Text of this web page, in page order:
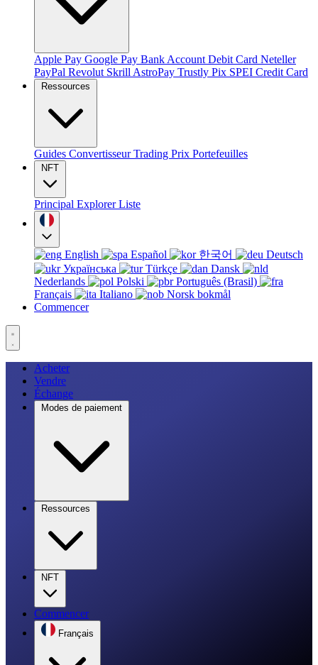
Apple Pay Google Pay Bank Account Debit Card Neteller
PayPal Revolut Skrill AstroPay Trustly Pix SPEI Credit Card
Ressources
Guides ConvertisseurTrading Prix Portefeuilles
NFT
Principal ExplorerListe
English Español 한국어
Deutsch
Українська
Türkçe
Dansk
Nederlands
Polski
Português (Brasil)
Français
Italiano
Norsk bokmål
Commencer
Acheter
Vendre
Échange
Modes de paiement
Ressources
NFT
Commencer
Français